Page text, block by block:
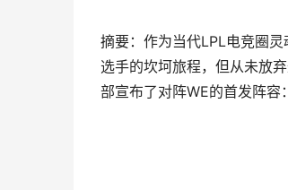
摘要：作为当代LPL电竞圈
选手的坎坷旅程，但从未放
部宣布了对阵WE的首发阵